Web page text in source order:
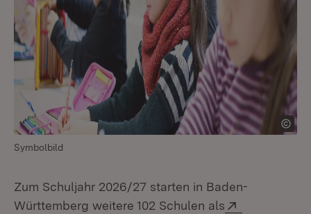
Symbolbild
Zum Schuljahr 2026/27 starten in Baden-
Württemberg weitere 102 Schulen als